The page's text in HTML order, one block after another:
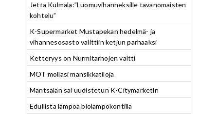
Jetta Kulmala:”Luomuvihanneksille tavanomaisten
kohtelu”
K-Supermarket Mustapekan hedelmä- ja
vihannesosasto valittiin ketjun parhaaksi
Ketteryys on Nurmitarhojen valtti
MOT mollasi mansikkatiloja
Mäntsälän sai uudistetun K-Citymarketin
Edullista lämpöä biolämpökontilla